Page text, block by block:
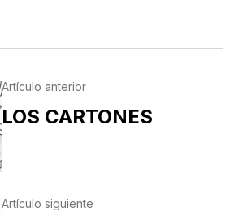
Artículo anterior
LOS CARTONES
Artículo siguiente